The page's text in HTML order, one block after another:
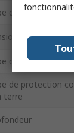
de montage
c.a. nominale
de terminaison
de protection
terre